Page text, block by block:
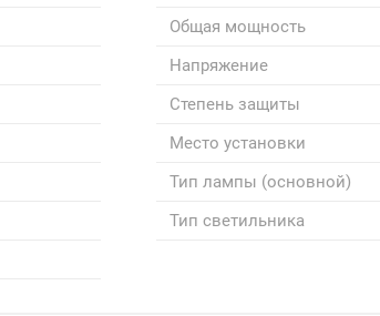
Общая мощность
Напряжение
Степень защиты
Место установки
Тип лампы (основной)
Тип светильника